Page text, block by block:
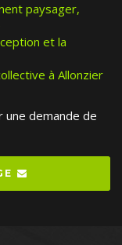
paysager,
et la
à Allonzier
une demande de